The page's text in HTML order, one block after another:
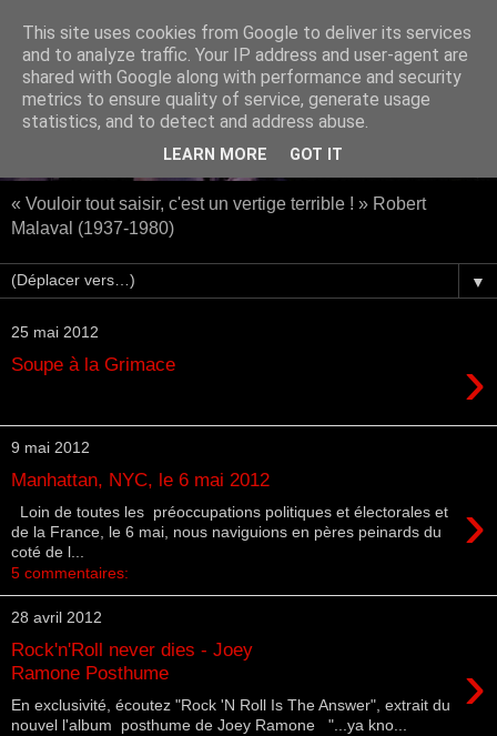
« Vouloir tout saisir, c'est un vertige terrible ! » Robert
Malaval (1937-1980)
▼
25 mai 2012
Soupe à la Grimace ›
9 mai 2012
Manhattan, NYC, le 6 mai 2012
›
Loin de toutes les préoccupations politiques et électorales et
de la France, le 6 mai, nous naviguions en pères peinards du
coté de l...
5 commentaires:
28 avril 2012
Rock'n'Roll never dies - Joey
Ramone Posthume
›
En exclusivité, écoutez "Rock 'N Roll Is The Answer", extrait du
nouvel l'album posthume de Joey Ramone "...ya kno...
This site uses cookies from Google to deliver its services
and to analyze traffic. Your IP address and user-agent are
shared with Google along with performance and security
metrics to ensure quality of service, generate usage
statistics, and to detect and address abuse.
LEARN MORE GOT IT